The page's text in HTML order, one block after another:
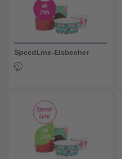
SpeedLine-Eisbecher